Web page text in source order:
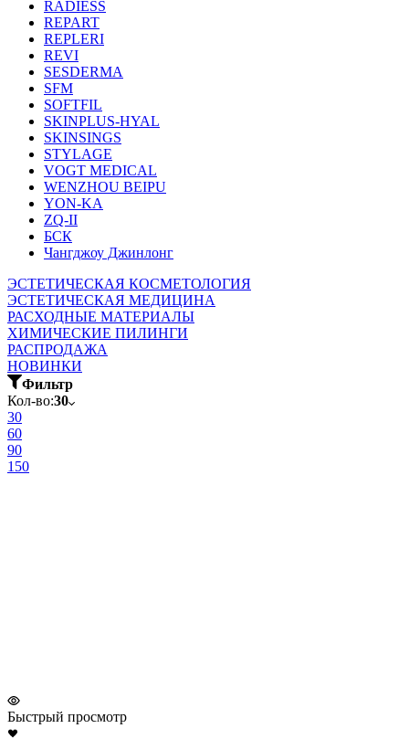
RADIESS
REPART
REPLERI
REVI
SESDERMA
SFM
SOFTFIL
SKINPLUS-HYAL
SKINSINGS
STYLAGE
VOGT MEDICAL
WENZHOU BEIPU
YON-KA
ZQ-II
БСК
Чангджоу Джинлонг
ЭСТЕТИЧЕСКАЯ КОСМЕТОЛОГИЯ
ЭСТЕТИЧЕСКАЯ МЕДИЦИНА
РАСХОДНЫЕ МАТЕРИАЛЫ
ХИМИЧЕСКИЕ ПИЛИНГИ
РАСПРОДАЖА
НОВИНКИ
Фильтр
Кол-во:30
30
60
90
150
Быстрый просмотр